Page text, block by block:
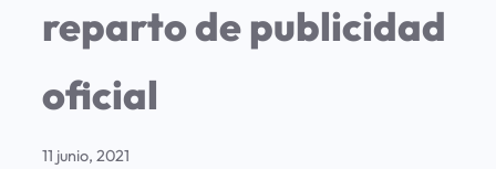
reparto de publicidad
oficial
11 junio, 2021